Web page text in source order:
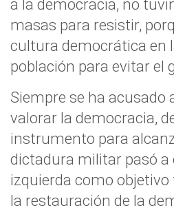
a la democracia, no
masas para resistir,
cultura democrática en
población para evitar el
Siempre se ha acusado
valorar la democracia,
instrumento para
dictadura militar pasó a
izquierda como
la restauración de la